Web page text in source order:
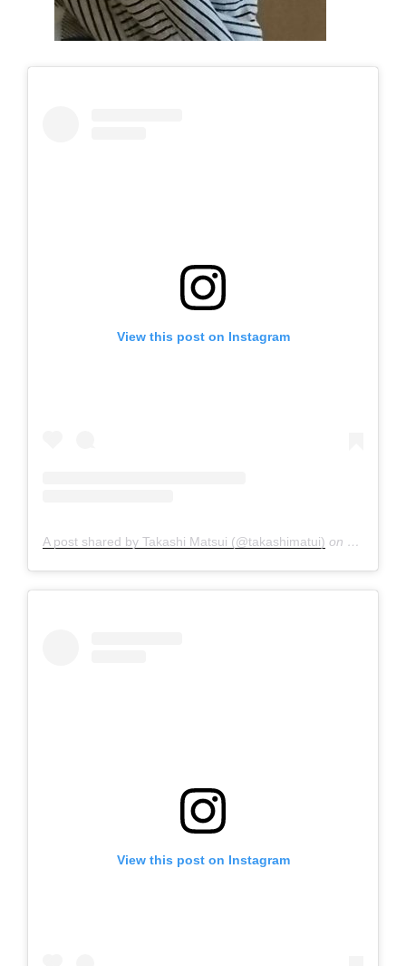
View this post on Instagram
A post shared by Takashi Matsui (@takashimatui) on Jul 18,
View this post on Instagram